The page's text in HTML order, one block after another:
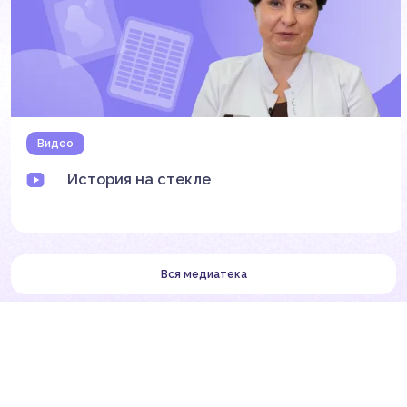
Видео
История на стекле
Вся медиатека